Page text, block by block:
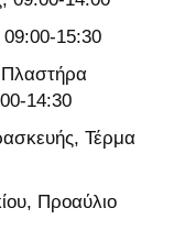
09:00-15:30
Πλαστήρα
14:30
Τέρμα
Προαύλιο